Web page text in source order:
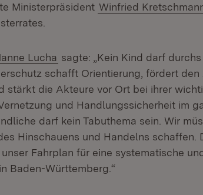
Ministerpräsident Winfried
Lucha sagte: „Kein Kind darf
schafft Orientierung, fördert
stärkt die Akteure vor Ort bei ihrer
und Handlungssicherheit im
darf kein Tabuthema sein. Wir
Hinschauens und Handelns schaffen.
Fahrplan für eine systematische
Baden-Württemberg.“